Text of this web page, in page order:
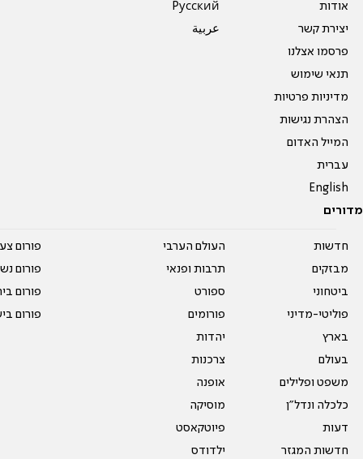
אודות
יצירת קשר
פרסמו אצלנו
תנאי שימוש
מדיניות פרטיות
הצהרת נגישות
המייל האדום
עברית
English
Pусский
عربية
מדורים
חדשות
מבזקים
ביטחוני
פוליטי-מדיני
בארץ
בעולם
משפט ופלילים
כלכלה ונדל"ן
דעות
חדשות המגזר
העולם הערבי
תרבות ופנאי
ספורט
פורומים
יהדות
צרכנות
אופנה
מוסיקה
פיוטקאסט
ילדודס
פורום
פורום
פורום
פורום